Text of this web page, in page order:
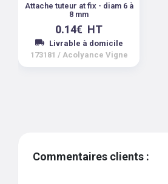
Attache tuteur at fix - diam 6 à
8 mm
0.14€ HT
Livrable à domicile
173181 / Acolyance Vigne
Commentaires clients :